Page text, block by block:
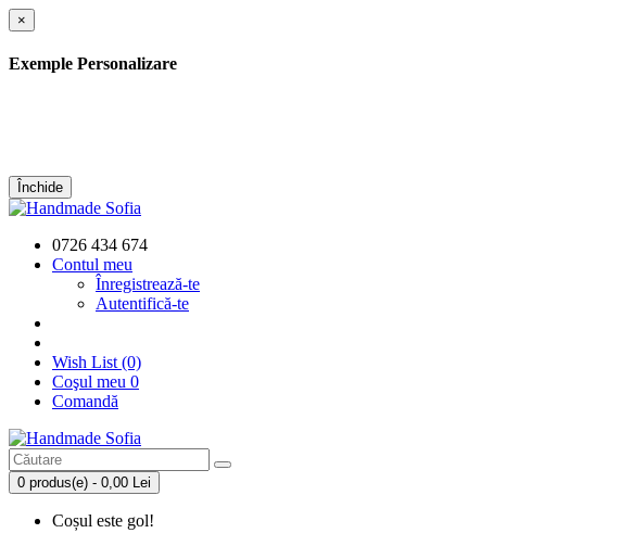
×
Exemple Personalizare
Închide
0726 434 674
Contul meu
Înregistrează-te
Autentifică-te
Wish List (0)
Coşul meu 0
Comandă
0 produs(e) - 0,00 Lei
Coșul este gol!